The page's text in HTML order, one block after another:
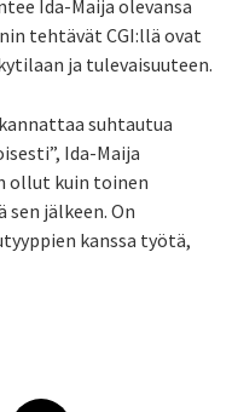
Ida-Maija olevansa
tehtävät CGI:llä ovat
ja tulevaisuuteen.
suhtautua
Ida-Maija
ollut kuin toinen
jälkeen. On
kanssa työtä,